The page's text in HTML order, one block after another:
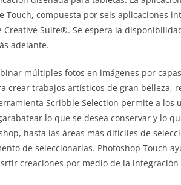
compuesta por seis aplicaciones
Suite®. Se espera la
adelante.
múltiples fotos en imágenes por
crear trabajos artísticos de gran belleza,
Scribble Selection permite a los
lo que se desea conservar y lo
hasta las áreas más difíciles de
de seleccionarlas. Photoshop Touch
creaciones por medio de la integración